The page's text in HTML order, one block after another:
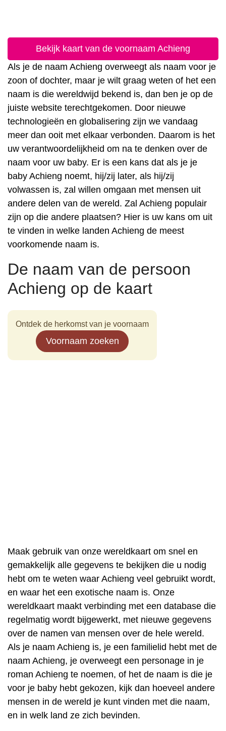
Bekijk kaart van de voornaam Achieng
Als je de naam Achieng overweegt als naam voor je
zoon of dochter, maar je wilt graag weten of het een
naam is die wereldwijd bekend is, dan ben je op de
juiste website terechtgekomen. Door nieuwe
technologieën en globalisering zijn we vandaag
meer dan ooit met elkaar verbonden. Daarom is het
uw verantwoordelijkheid om na te denken over de
naam voor uw baby. Er is een kans dat als je je
baby Achieng noemt, hij/zij later, als hij/zij
volwassen is, zal willen omgaan met mensen uit
andere delen van de wereld. Zal Achieng populair
zijn op die andere plaatsen? Hier is uw kans om uit
te vinden in welke landen Achieng de meest
voorkomende naam is.
De naam van de persoon
Achieng op de kaart
Ontdek de herkomst van je voornaam
Voornaam zoeken
Maak gebruik van onze wereldkaart om snel en
gemakkelijk alle gegevens te bekijken die u nodig
hebt om te weten waar Achieng veel gebruikt wordt,
en waar het een exotische naam is. Onze
wereldkaart maakt verbinding met een database die
regelmatig wordt bijgewerkt, met nieuwe gegevens
over de namen van mensen over de hele wereld.
Als je naam Achieng is, je een familielid hebt met de
naam Achieng, je overweegt een personage in je
roman Achieng te noemen, of het de naam is die je
voor je baby hebt gekozen, kijk dan hoeveel andere
mensen in de wereld je kunt vinden met die naam,
en in welk land ze zich bevinden.